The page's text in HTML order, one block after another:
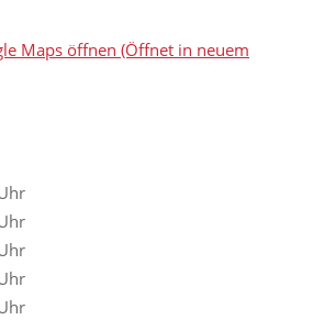
Maps öffnen (Öffnet in neuem